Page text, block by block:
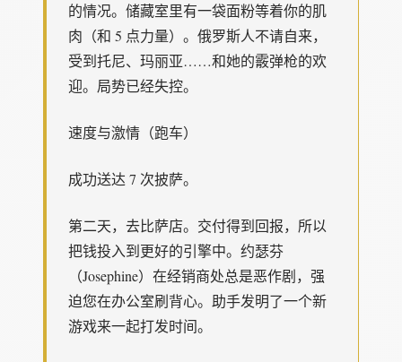
的情况。储藏室里有一袋面粉等着你的肌
肉（和 5 点力量）。俄罗斯人不请自来，
受到托尼、玛丽亚……和她的霰弹枪的欢
迎。局势已经失控。
速度与激情（跑车）
成功送达 7 次披萨。
第二天，去比萨店。交付得到回报，所以
把钱投入到更好的引擎中。约瑟芬
（Josephine）在经销商处总是恶作剧，强
迫您在办公室刷背心。助手发明了一个新
游戏来一起打发时间。